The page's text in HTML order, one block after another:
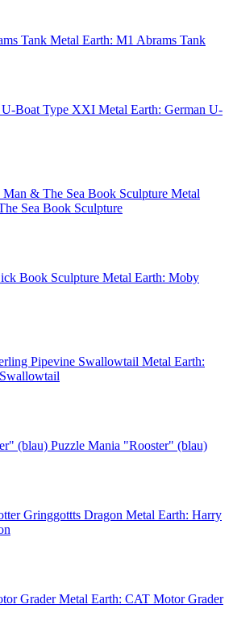
Metal Earth: M1 Abrams Tank
Metal Earth: German U-
Metal
Sea Book Sculpture
Metal Earth: Moby
Metal Earth:
Puzzle Mania "Rooster" (blau)
Metal Earth: Harry
Metal Earth: CAT Motor Grader